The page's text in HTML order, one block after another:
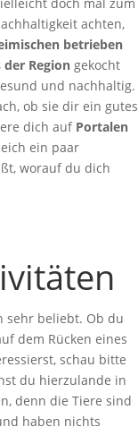
achten,
betrieben
Region gekocht
und nachhaltig.
ob sie dir ein gutes
dich auf Portalen
ein paar
worauf du dich
sehr beliebt. Ob du
dem Rücken eines
schau bitte
du hierzulande in
denn die Tiere sind
haben nichts